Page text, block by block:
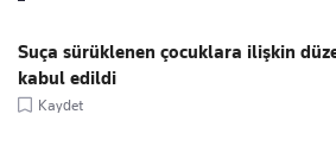
Suça sürüklenen çocuklara ilişkin
kabul edildi
Kaydet